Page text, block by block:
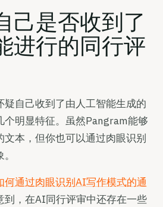
己是否收到了
进行的同行评
自己收到了由人工智能生成的
个明显特征。虽然Pangram能够
本，但你也可以通过肉眼识别
何通过肉眼识别AI写作模式的通
到，在AI同行评审中还存在一些